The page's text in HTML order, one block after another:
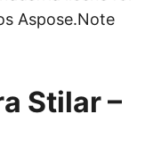
Aspose.Note
Stilar –